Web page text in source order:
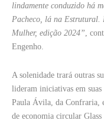
lindamente conduzido há
Pacheco, lá na Estrutural.
Mulher, edição 2024” ,
Engenho.
A solenidade trará outras
lideram iniciativas em suas
Paula Ávila, da Confraria,
de economia circular